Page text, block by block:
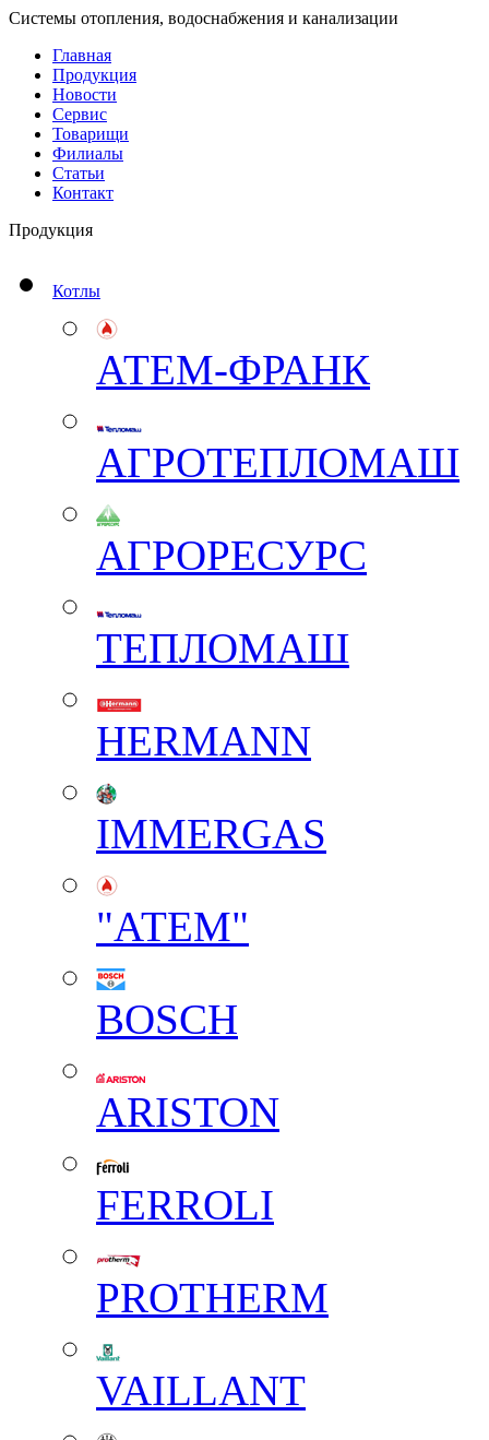
Системы отопления, водоснабжения и канализации
Главная
Продукция
Новости
Сервис
Товарищи
Филиалы
Статьи
Контакт
Продукция
Котлы
АТЕМ-ФРАНК
АГРОТЕПЛОМАШ
АГРОРЕСУРС
ТЕПЛОМАШ
HERMANN
IMMERGAS
"АТЕМ"
BOSCH
ARISTON
FERROLI
PROTHERM
VAILLANT